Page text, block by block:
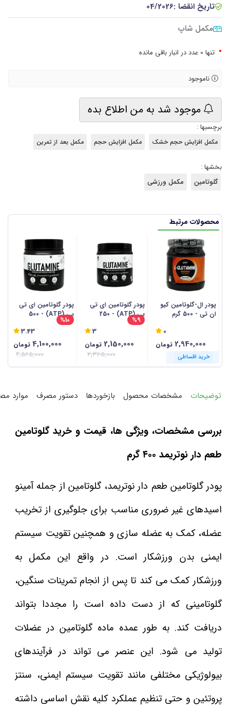
تاریخ انقضا :04/2026
مکمل شاپ
• تنها 0 عدد در انبار باقی مانده
ناموجود
موجود شد به من اطلاع بده
برچسبها :
مکمل افزایش حجم خشک مکمل افزایش حجم مکمل بعد از تمرین
بخشها :
گلوتامین
مکمل ورزشی
محصولات مرتبط
پودر ال-گلوتامین کیو
ان تی - 500 گرم
0
2,940,000 تومان
خرید اقساطی
پودر گلوتامین ای تی
پی (ATP) - 250
گرمی
3
%9
2,150,000 تومان
2,365,000 خرید اقساطی
پودر گلوتامین ای تی
پی (ATP) - 500
گرمی
3.43
%10
4,100,000 تومان
4,565,000 خرید اقساطی
خرید اقساطی
خرید اقساطی
خرید اقساطی
خرید اقساطی
خرید اقساطی
خرید اقساطی
خرید اقساطی
خرید اقساطی
خرید اقساطی
توضیحات مشخصات محصول بازخوردها دستور مصرف موارد
بررسی مشخصات، ویژگی‌ ها، قیمت و خرید گلوتامین
طعم‌ دار نوتریمد ۴۰۰گرم
پودر گلوتامین طعم‌ دار نوتریمد، گلوتامین از جمله آمینو
اسیدهای غیر ضروری مناسب برای جلوگیری از تخریب
عضله، کمک به عضله‌ سازی و همچنین تقویت سیستم
ایمنی بدن ورزشکار است. در واقع این مکمل به
ورزشکار کمک می‌ کند تا پس از انجام تمرینات سنگین،
گلوتامینی که از دست داده‌ است را مجددا بتواند
دریافت کند. به طور عمده ماده گلوتامین در عضلات
تولید می‌ شود. این عنصر می‌ تواند در فرآیندهای
بیولوژیکی مختلفی مانند تقویت سیستم ایمنی، سنتز
پروتئین و حتی تنظیم عملکرد کلیه نقش اساسی داشته